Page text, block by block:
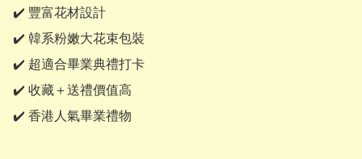
✔️ 豐富花材設計
✔️ 韓系粉嫩大花束包裝
✔️ 超適合畢業典禮打卡
✔️ 收藏＋送禮價值高
✔️ 香港人氣畢業禮物